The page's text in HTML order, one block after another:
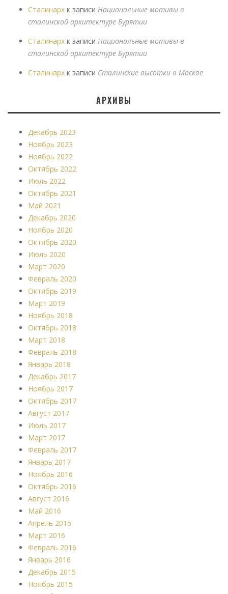
Сталинарх к записи Национальные мотивы в
сталинской архитектуре Бурятии
Сталинарх к записи Национальные мотивы в
сталинской архитектуре Бурятии
Сталинарх к записи Сталинские высотки в Москве
АРХИВЫ
Декабрь 2023
Ноябрь 2023
Ноябрь 2022
Октябрь 2022
Июль 2022
Октябрь 2021
Май 2021
Декабрь 2020
Ноябрь 2020
Октябрь 2020
Июль 2020
Март 2020
Февраль 2020
Октябрь 2019
Март 2019
Ноябрь 2018
Октябрь 2018
Март 2018
Февраль 2018
Январь 2018
Декабрь 2017
Ноябрь 2017
Октябрь 2017
Август 2017
Июль 2017
Март 2017
Февраль 2017
Январь 2017
Ноябрь 2016
Октябрь 2016
Август 2016
Май 2016
Апрель 2016
Март 2016
Февраль 2016
Январь 2016
Декабрь 2015
Ноябрь 2015